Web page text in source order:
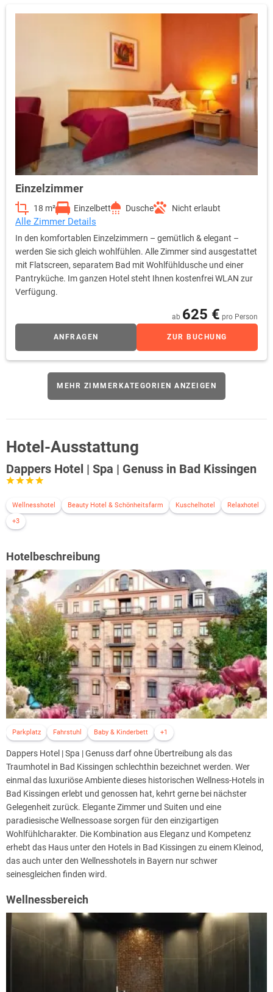
Einzelzimmer
18 m² Einzelbett Dusche Nicht erlaubt
Alle Zimmer Details
In den komfortablen Einzelzimmern – gemütlich & elegant –
werden Sie sich gleich wohlfühlen. Alle Zimmer sind ausgestattet
mit Flatscreen, separatem Bad mit Wohlfühldusche und einer
Pantryküche. Im ganzen Hotel steht Ihnen kostenfrei WLAN zur
Verfügung.
ab 625 € pro Person
ANFRAGEN ZUR BUCHUNG
MEHR ZIMMERKATEGORIEN ANZEIGEN
Hotel-Ausstattung
Dappers Hotel | Spa | Genuss in Bad Kissingen
Wellnesshotel Beauty Hotel & Schönheitsfarm Kuschelhotel
Relaxhotel
+3
Hotelbeschreibung
Parkplatz Fahrstuhl Baby & Kinderbett +1
Dappers Hotel | Spa | Genuss darf ohne Übertreibung als das
Traumhotel in Bad Kissingen schlechthin bezeichnet werden. Wer
einmal das luxuriöse Ambiente dieses historischen Wellness-Hotels in
Bad Kissingen erlebt und genossen hat, kehrt gerne bei nächster
Gelegenheit zurück. Elegante Zimmer und Suiten und eine
paradiesische Wellnessoase sorgen für den einzigartigen
Wohlfühlcharakter. Die Kombination aus Eleganz und Kompetenz
erhebt das Haus unter den Hotels in Bad Kissingen zu einem Kleinod,
das auch unter den Wellnesshotels in Bayern nur schwer
seinesgleichen finden wird.
Wellnessbereich